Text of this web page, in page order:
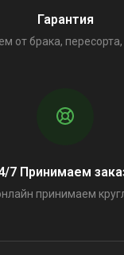
Гарантия
от брака,
7 Принимаем
принимаем